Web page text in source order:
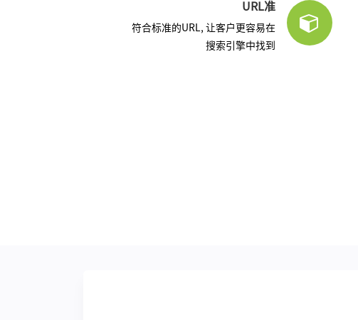
URL准
符合标准的URL, 让客户更容易在
搜索引擎中找到